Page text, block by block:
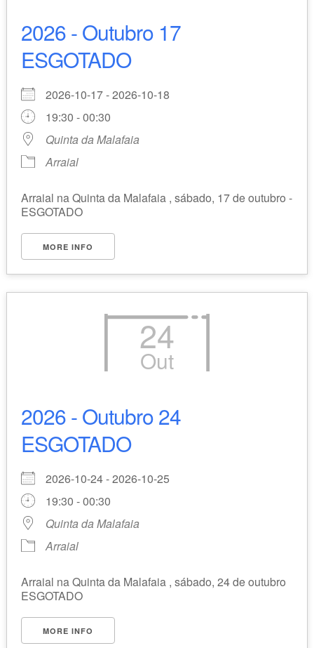
2026 - Outubro 17
ESGOTADO
2026-10-17 - 2026-10-18
19:30 - 00:30
Quinta da Malafaia
Arraial
Arraial na Quinta da Malafaia , sábado, 17 de outubro -
ESGOTADO
MORE INFO
24
Out
2026 - Outubro 24
ESGOTADO
2026-10-24 - 2026-10-25
19:30 - 00:30
Quinta da Malafaia
Arraial
Arraial na Quinta da Malafaia , sábado, 24 de outubro
ESGOTADO
MORE INFO